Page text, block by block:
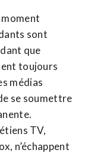
moment
sont
que
toujours
médias
se soumettre
TV,
n’échappent